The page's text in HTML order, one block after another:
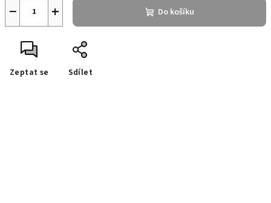
+
− Do košíku
Zeptat se Sdílet